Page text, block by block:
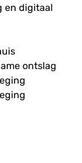
en digitaal
ontslag